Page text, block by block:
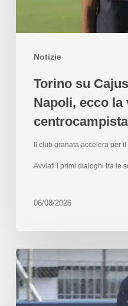
Notizie
Torino su
Napoli, ecco la
Il club granata accelera per
Avviati i primi dialoghi tra le
06/08/2026